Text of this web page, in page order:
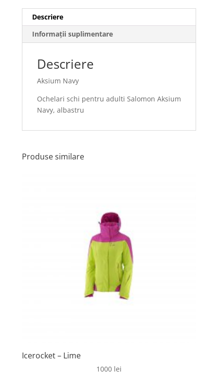
Descriere
Informații suplimentare
Descriere
Aksium Navy
Ochelari schi pentru adulti Salomon Aksium
Navy, albastru
Produse similare
Icerocket – Lime
1000 lei